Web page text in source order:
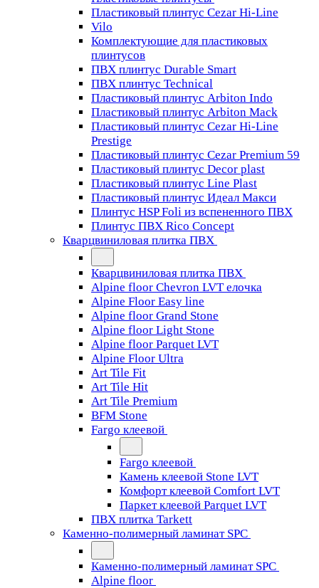
Пластиковый плинтус Cezar Hi-Line
Vilo
Комплектующие для пластиковых
плинтусов
ПВХ плинтус Durable Smart
ПВХ плинтус Technical
Пластиковый плинтус Arbiton Indo
Пластиковый плинтус Arbiton Mack
Пластиковый плинтус Cezar Hi-Line
Prestige
Пластиковый плинтус Cezar Premium 59
Пластиковый плинтус Decor plast
Пластиковый плинтус Line Plast
Пластиковый плинтус Идеал Макси
Плинтус HSP Foli из вспененного ПВХ
Плинтус ПВХ Rico Concept
Кварцвиниловая плитка ПВХ
Кварцвиниловая плитка ПВХ
Alpine floor Chevron LVT елочка
Alpine Floor Easy line
Alpine floor Grand Stone
Alpine floor Light Stone
Alpine floor Parquet LVT
Alpine Floor Ultra
Art Tile Fit
Art Tile Hit
Art Tile Premium
BFM Stone
Fargo клеевой
Fargo клеевой
Камень клеевой Stone LVT
Комфорт клеевой Comfort LVT
Паркет клеевой Parquet LVT
ПВХ плитка Tarkett
Каменно-полимерный ламинат SPC
Каменно-полимерный ламинат SPC
Alpine floor